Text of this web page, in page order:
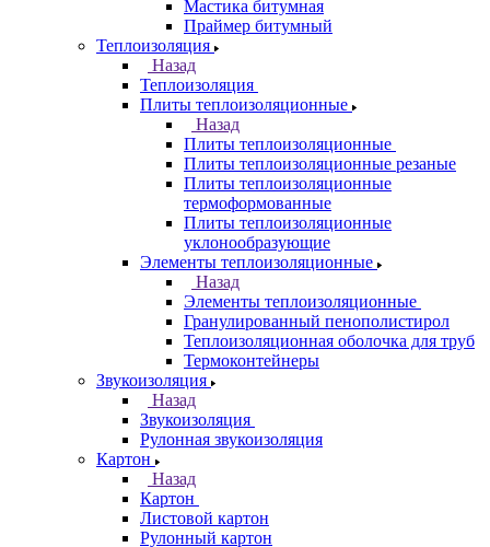
Мастика битумная
Праймер битумный
Теплоизоляция
Назад
Теплоизоляция
Плиты теплоизоляционные
Назад
Плиты теплоизоляционные
Плиты теплоизоляционные резаные
Плиты теплоизоляционные
термоформованные
Плиты теплоизоляционные
уклонообразующие
Элементы теплоизоляционные
Назад
Элементы теплоизоляционные
Гранулированный пенополистирол
Теплоизоляционная оболочка для труб
Термоконтейнеры
Звукоизоляция
Назад
Звукоизоляция
Рулонная звукоизоляция
Картон
Назад
Картон
Листовой картон
Рулонный картон